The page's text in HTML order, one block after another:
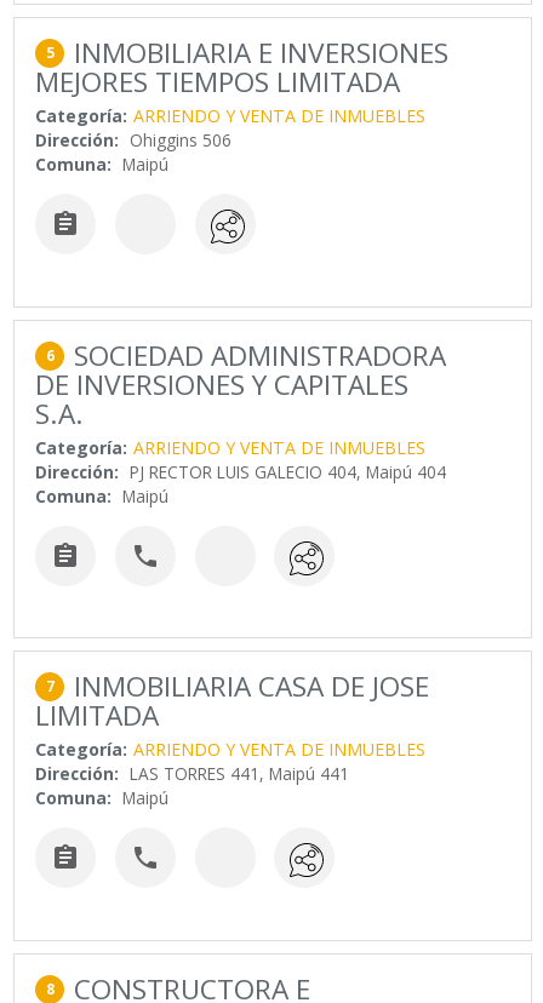
5 INMOBILIARIA E INVERSIONES
MEJORES TIEMPOS LIMITADA
Categoría: ARRIENDO Y VENTA DE INMUEBLES
Dirección: Ohiggins 506
Comuna: Maipú

6 SOCIEDAD ADMINISTRADORA
DE INVERSIONES Y CAPITALES
S.A.
Categoría: ARRIENDO Y VENTA DE INMUEBLES
Dirección: PJ RECTOR LUIS GALECIO 404, Maipú 404
Comuna: Maipú
 
7 INMOBILIARIA CASA DE JOSE
LIMITADA
Categoría: ARRIENDO Y VENTA DE INMUEBLES
Dirección: LAS TORRES 441, Maipú 441
Comuna: Maipú
 
8 CONSTRUCTORA E